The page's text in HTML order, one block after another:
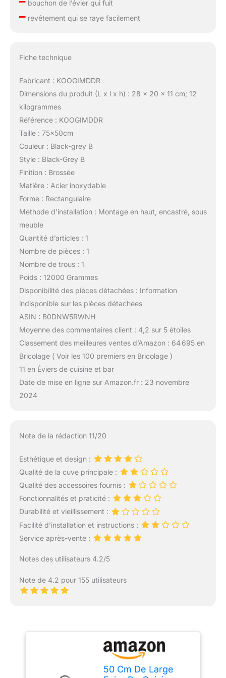
bouchon de l’évier qui fuit
–revêtement qui se raye facilement
Fiche technique
Fabricant : KOOGIMDDR
Dimensions du produit (L x l x h) : 28 x 20 x 11 cm; 12
kilogrammes
Référence : KOOGIMDDR
Taille : 75x50cm
Couleur : Black-grey B
Style : Black-Grey B
Finition : Brossée
Matière : Acier inoxydable
Forme : Rectangulaire
Méthode d’installation : Montage en haut, encastré, sous
meuble
Quantité d’articles : 1
Nombre de pièces : 1
Nombre de trous : 1
Poids : 12000 Grammes
Disponibilité des pièces détachées : Information
indisponible sur les pièces détachées
ASIN : B0DNW5RWNH
Moyenne des commentaires client : 4,2 sur 5 étoiles
Classement des meilleures ventes d’Amazon : 64 695 en
Bricolage ( Voir les 100 premiers en Bricolage )
11 en Éviers de cuisine et bar
Date de mise en ligne sur Amazon.fr : 23 novembre
2024
Note de la rédaction 11/20
Esthétique et design :
Qualité de la cuve principale :
Qualité des accessoires fournis :
Fonctionnalités et praticité :
Durabilité et vieillissement :
Facilité d’installation et instructions :
Service après-vente :
Notes des utilisateurs 4.2/5
Note de 4.2 pour 155 utilisateurs
50 Cm De Large